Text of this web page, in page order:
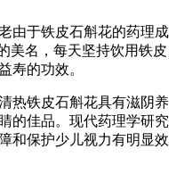
由于铁皮石斛花的药理成
美名，每天坚持饮用铁皮
寿的功效。
热铁皮石斛花具有滋阴养
的佳品。现代药理学研究
和保护少儿视力有明显效